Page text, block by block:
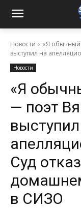
Новости
«Я обычный
выступил на
Новости
«Я
— поэт
Суд
в СИЗО